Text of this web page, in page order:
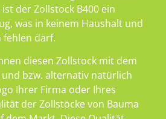
der Zollstock B400 ein
was in keinem Haushalt und
fehlen darf.
diesen Zollstock mit dem
bzw. alternativ natürlich
Ihrer Firma oder Ihres
der Zollstöcke von Bauma